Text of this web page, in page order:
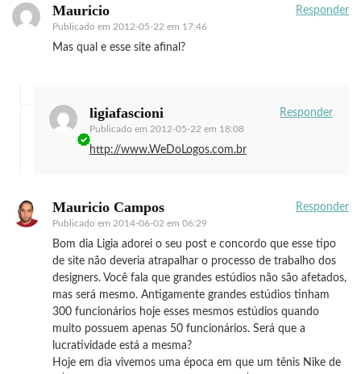
Mauricio
Publicado em 2012-05-22 em 17:46
Responder
Mas qual e esse site afinal?
ligiafascioni
Publicado em 2012-05-22 em 18:08
Responder
http://www.WeDoLogos.com.br
Mauricio Campos
Publicado em 2014-06-02 em 06:29
Responder
Bom dia Ligia adorei o seu post e concordo que esse tipo
de site não deveria atrapalhar o processo de trabalho dos
designers. Você fala que grandes estúdios não são afetados,
mas será mesmo. Antigamente grandes estúdios tinham
300 funcionários hoje esses mesmos estúdios quando
muito possuem apenas 50 funcionários. Será que a
lucratividade está a mesma?
Hoje em dia vivemos uma época em que um tênis Nike de